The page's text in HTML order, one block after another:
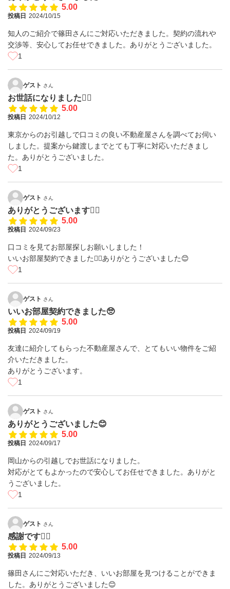
5.00
投稿日 2024/10/15
知人のご紹介で篠田さんにご対応いただきました。契約の流れや
交渉等、安心してお任せできました。ありがとうございました。
1
ゲスト さん
お世話になりました🙇‍♂️
5.00
投稿日 2024/10/12
東京からのお引越しで口コミの良い不動産屋さんを調べてお伺い
しました。提案から鍵渡しまでとても丁寧に対応いただきまし
た。ありがとうございました。
1
ゲスト さん
ありがとうございます🙇‍♂️
5.00
投稿日 2024/09/23
口コミを見てお部屋探しお願いしました！
いいお部屋契約できました🙇‍♂️ありがとうございました😊
1
ゲスト さん
いいお部屋契約できました🥺
5.00
投稿日 2024/09/19
友達に紹介してもらった不動産屋さんで、とてもいい物件をご紹
介いただきました。
ありがとうございます。
1
ゲスト さん
ありがとうございました😊
5.00
投稿日 2024/09/17
岡山からの引越しでお世話になりました。
対応がとてもよかったので安心してお任せできました。ありがと
うございました。
1
ゲスト さん
感謝です🙇‍♂️
5.00
投稿日 2024/09/13
篠田さんにご対応いただき、いいお部屋を見つけることができま
した。ありがとうございました😊